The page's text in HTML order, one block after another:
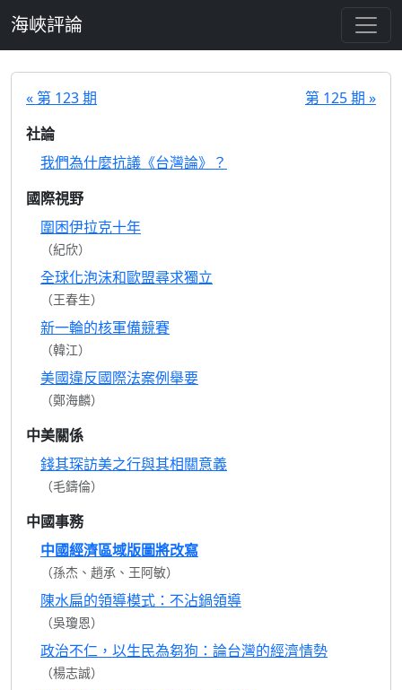
海峽評論
« 第 123 期
第 125 期 »
社論
我們為什麼抗議《台灣論》？
國際視野
圍困伊拉克十年
（紀欣）
全球化泡沫和歐盟尋求獨立
（王春生）
新一輪的核軍備競賽
（韓江）
美國違反國際法案例舉要
（鄭海麟）
中美關係
錢其琛訪美之行與其相關意義
（毛鑄倫）
中國事務
中國經濟區域版圖將改寫
（孫杰、趙承、王阿敏）
陳水扁的領導模式：不沾鍋領導
（吳瓊恩）
政治不仁，以生民為芻狗：論台灣的經濟情勢
（楊志誠）